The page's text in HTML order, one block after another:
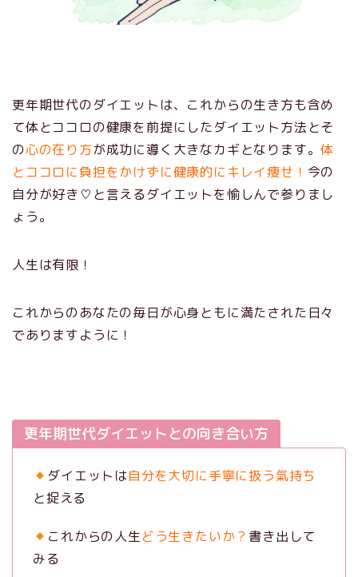
更年期世代のダイエットは、これからの生き方も含め
て体とココロの健康を前提にしたダイエット方法とそ
の心の在り方が成功に導く大きなカギとなります。体
とココロに負担をかけずに健康的にキレイ痩せ！ 今の
自分が好き♡と言えるダイエットを愉しんで参りまし
ょう。
人生は有限！
これからのあなたの毎日が心身ともに満たされた日々
でありますように！
更年期世代ダイエットとの向き合い方
ダイエットは自分を大切に手寧に扱う氣持ち
と捉える
これからの人生どう生きたいか？ 書き出して
みる